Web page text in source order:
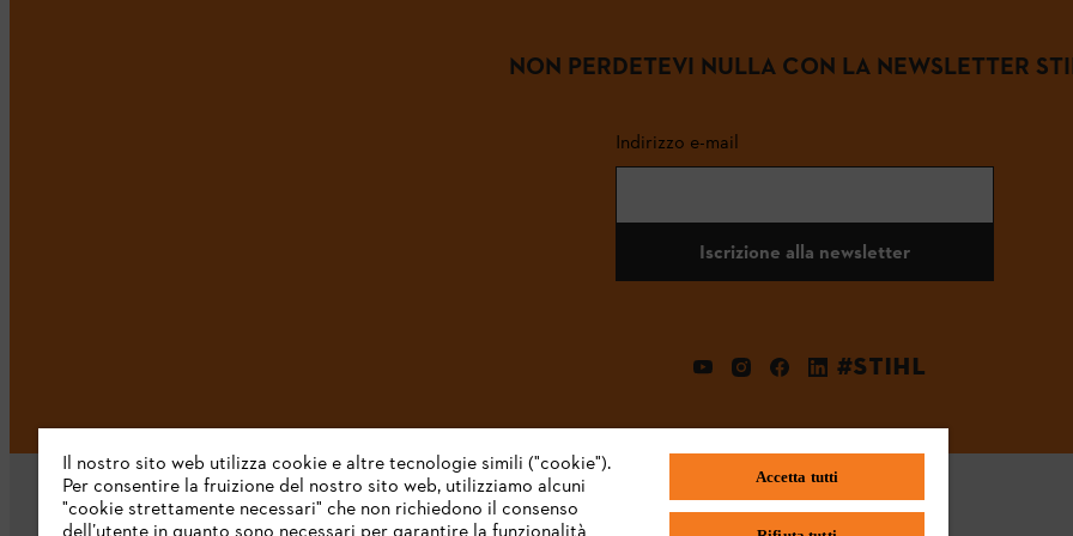
NON PERDETEVI NULLA CON LA NEWSLETTER
Indirizzo e-mail
Iscrizione alla newsletter
#STIHL
Il nostro sito web utilizza cookie e altre tecnologie simili ("cookie").
Per consentire la fruizione del nostro sito web, utilizziamo alcuni
"cookie strettamente necessari" che non richiedono il consenso
Accetta tutti